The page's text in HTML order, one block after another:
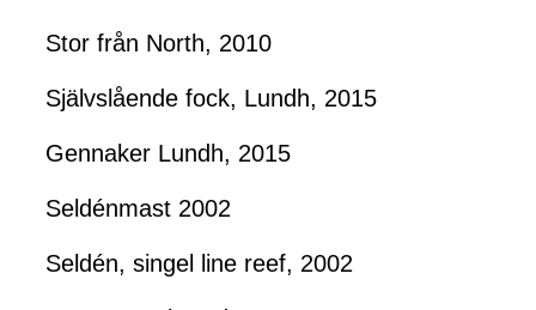
Stor från North, 2010
Självslående fock, Lundh, 2015
Gennaker Lundh, 2015
Seldénmast 2002
Seldén, singel line reef, 2002